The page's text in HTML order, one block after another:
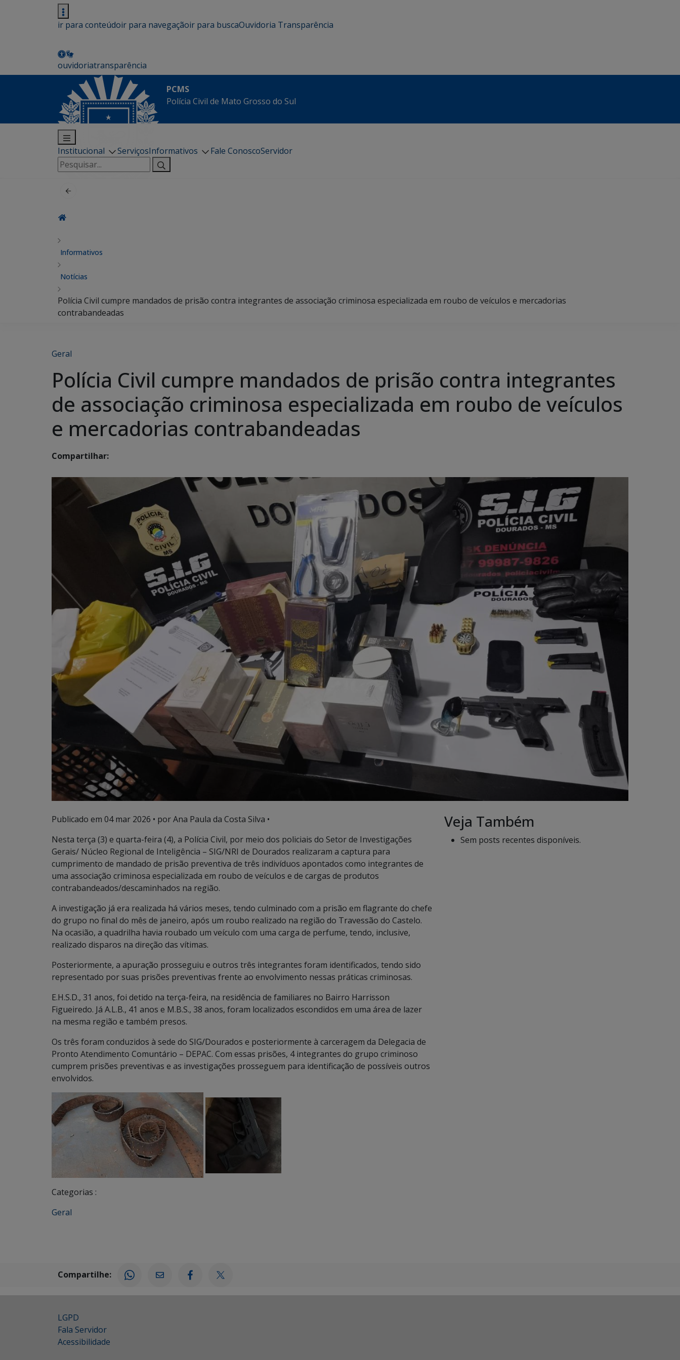
ir para conteúdoir para navegaçãoir para buscaOuvidoria Transparência
ouvidoriatransparência
PCMS
Polícia Civil de Mato Grosso do Sul
Institucional ServiçosInformativos Fale ConoscoServidor
Pesquisar
por:
Informativos
Notícias
Polícia Civil cumpre mandados de prisão contra integrantes de associação criminosa especializada em roubo de veículos e mercadorias
contrabandeadas
Geral
Polícia Civil cumpre mandados de prisão contra integrantes
de associação criminosa especializada em roubo de veículos
e mercadorias contrabandeadas
Compartilhar:
Publicado em 04 mar 2026 • por Ana Paula da Costa Silva •
Nesta terça (3) e quarta-feira (4), a Polícia Civil, por meio dos policiais do Setor de Investigações
Gerais/ Núcleo Regional de Inteligência – SIG/NRI de Dourados realizaram a captura para
cumprimento de mandado de prisão preventiva de três indivíduos apontados como integrantes de
uma associação criminosa especializada em roubo de veículos e de cargas de produtos
contrabandeados/descaminhados na região.
A investigação já era realizada há vários meses, tendo culminado com a prisão em flagrante do chefe
do grupo no final do mês de janeiro, após um roubo realizado na região do Travessão do Castelo.
Na ocasião, a quadrilha havia roubado um veículo com uma carga de perfume, tendo, inclusive,
realizado disparos na direção das vítimas.
Posteriormente, a apuração prosseguiu e outros três integrantes foram identificados, tendo sido
representado por suas prisões preventivas frente ao envolvimento nessas práticas criminosas.
E.H.S.D., 31 anos, foi detido na terça-feira, na residência de familiares no Bairro Harrisson
Figueiredo. Já A.L.B., 41 anos e M.B.S., 38 anos, foram localizados escondidos em uma área de lazer
na mesma região e também presos.
Os três foram conduzidos à sede do SIG/Dourados e posteriormente à carceragem da Delegacia de
Pronto Atendimento Comuntário – DEPAC. Com essas prisões, 4 integrantes do grupo criminoso
cumprem prisões preventivas e as investigações prosseguem para identificação de possíveis outros
envolvidos.
Categorias :
Geral
Veja Também
Sem posts recentes disponíveis.
Compartilhe:
LGPD
Fala Servidor
Acessibilidade